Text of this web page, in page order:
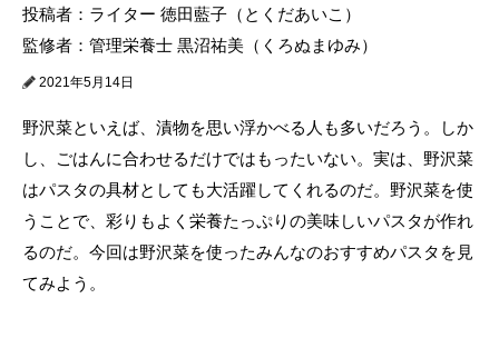
投稿者：ライター 徳田藍子（とくだあいこ）
監修者：管理栄養士 黒沼祐美（くろぬまゆみ）
2021年5月14日
野沢菜といえば、漬物を思い浮かべる人も多いだろう。しか
し、ごはんに合わせるだけではもったいない。実は、野沢菜
はパスタの具材としても大活躍してくれるのだ。野沢菜を使
うことで、彩りもよく栄養たっぷりの美味しいパスタが作れ
るのだ。今回は野沢菜を使ったみんなのおすすめパスタを見
てみよう。